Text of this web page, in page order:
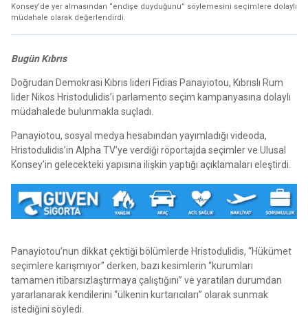
Konsey’de yer almasından “endişe duyduğunu” söylemesini seçimlere dolaylı
müdahale olarak değerlendirdi.
Bugün Kıbrıs
Doğrudan Demokrasi Kıbrıs lideri Fidias Panayiotou, Kıbrıslı Rum
lider Nikos Hristodulidis’i parlamento seçim kampanyasına dolaylı
müdahalede bulunmakla suçladı.
Panayiotou, sosyal medya hesabından yayımladığı videoda,
Hristodulidis’in Alpha TV’ye verdiği röportajda seçimler ve Ulusal
Konsey’in gelecekteki yapısına ilişkin yaptığı açıklamaları eleştirdi.
Panayiotou’nun dikkat çektiği bölümlerde Hristodulidis, “Hükümet
seçimlere karışmıyor” derken, bazı kesimlerin “kurumları
tamamen itibarsızlaştırmaya çalıştığını” ve yaratılan durumdan
yararlanarak kendilerini “ülkenin kurtarıcıları” olarak sunmak
istediğini söyledi.